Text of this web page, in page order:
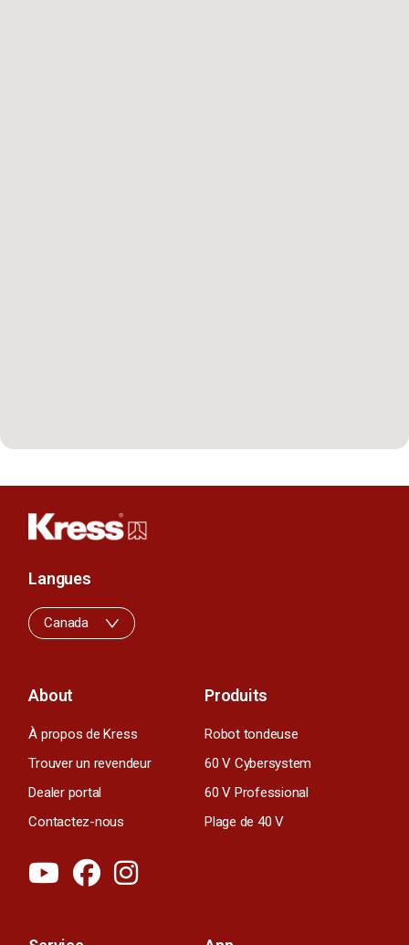
About
À propos de Kress
Trouver un revendeur
Dealer portal
Contactez-nous
Produits
Robot tondeuse
60 V Cybersystem
60 V Professional
Plage de 40 V
Langues
Canada